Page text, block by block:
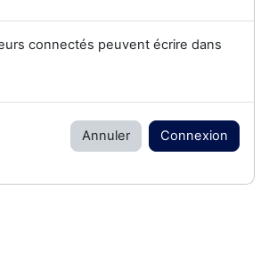
connectés peuvent écrire dans
Annuler Connexion